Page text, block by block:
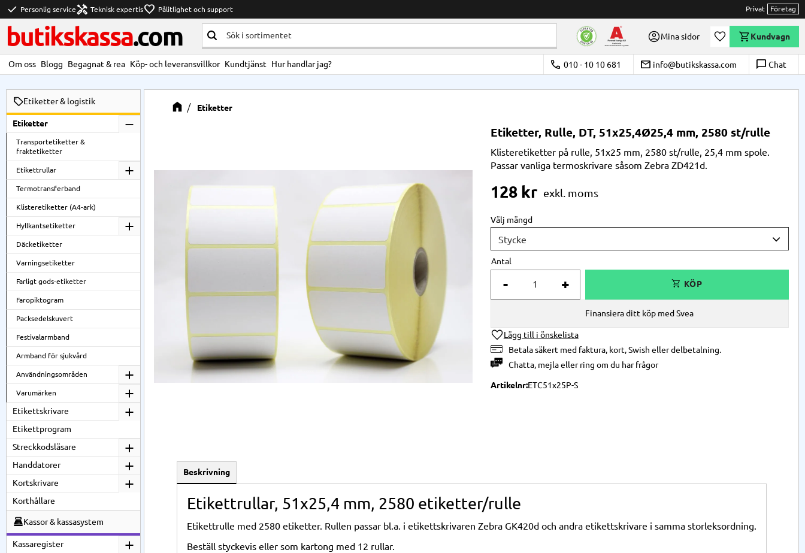
check Personlig servicehandyman Teknisk expertisfavorite Pålitlighet och support Privat Företag
butikskassa.com Mina sidor Önskelista
Kundvagn
Om oss Blogg Begagnat & rea Köp- och leveransvillkor Kundtjänst Hur handlar jag? call 010 - 10 10 681 email info@butikskassa.com chat_bubble_outline Chat
Etiketter
Etiketter, Rulle, DT, 51x25,4Ø25,4 mm, 2580 st/rulle
Klisteretiketter på rulle, 51x25 mm, 2580 st/rulle, 25,4 mm spole.
Passar vanliga termoskrivare såsom Zebra ZD421d.
128kr
Välj mängd
Antal
+
-
Lägg till i önskelista
Betala säkert med faktura, kort, Swish eller delbetalning.
Chatta, mejlaellerring om du har frågor
Finansiera ditt köp med Svea
ArtikelnrETC51x25P-S
Beskrivning
Etikettrullar, 51x25,4 mm, 2580 etiketter/rulle
Etikettrulle med 2580 etiketter. Rullen passar bl.a. i etikettskrivaren Zebra GK420d och andra etikettskrivare i samma storleksordning.
Beställ styckevis eller som kartong med 12 rullar.
Etiketter & logistik
Etiketter
Transportetiketter &
fraktetiketter
Etikettrullar
Termotransferband
Klisteretiketter (A4-ark)
Hyllkantsetiketter
Däcketiketter
Varningsetiketter
Farligt gods-etiketter
Faropiktogram
Packsedelskuvert
Festivalarmband
Armband för sjukvård
Användningsområden
Varumärken
Etikettskrivare
Etikettprogram
Streckkodsläsare
Handdatorer
Kortskrivare
Korthållare
Kassor & kassasystem
Kassaregister